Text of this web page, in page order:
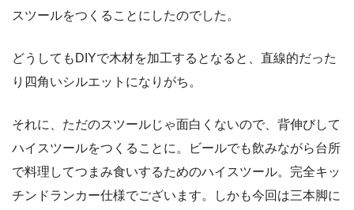
スツールをつくることにしたのでした。
どうしてもDIYで木材を加工するとなると、直線的だった
り四角いシルエットになりがち。
それに、ただのスツールじゃ面白くないので、背伸びして
ハイスツールをつくることに。ビールでも飲みながら台所
で料理してつまみ食いするためのハイスツール。完全キッ
チンドランカー仕様でございます。しかも今回は三本脚に